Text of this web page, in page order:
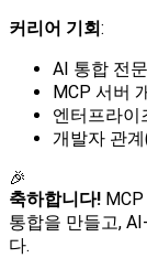
커리어 기회:
AI 통합 전
MCP 서버
엔터프라이
개발자 관
🎉
축하합니다!
통합을 만들고,
다.